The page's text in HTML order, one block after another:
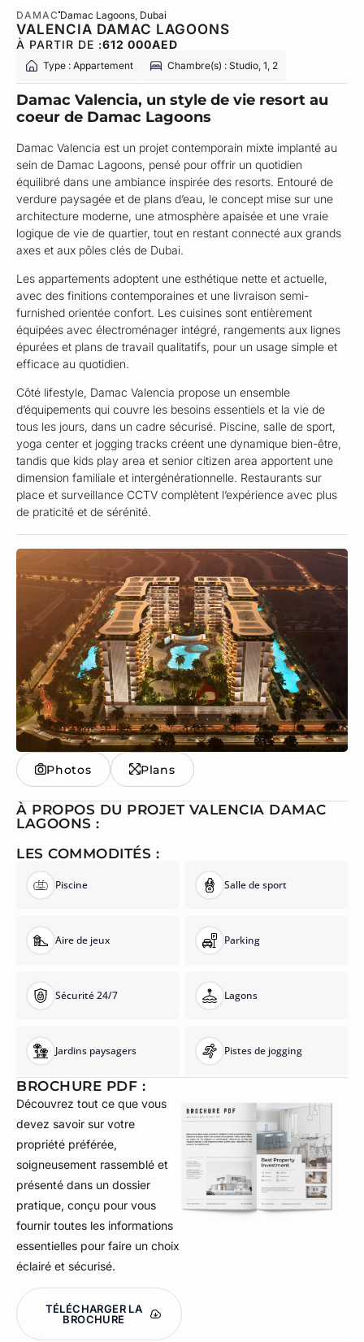
DAMAC Damac Lagoons , Dubai
VALENCIA DAMAC LAGOONS
À PARTIR DE :612 000AED
Type : Appartement Chambre(s) : Studio, 1, 2
Damac Valencia, un style de vie resort au
coeur de Damac Lagoons
Damac Valencia est un projet contemporain mixte implanté au
sein de Damac Lagoons, pensé pour offrir un quotidien
équilibré dans une ambiance inspirée des resorts. Entouré de
verdure paysagée et de plans d’eau, le concept mise sur une
architecture moderne, une atmosphère apaisée et une vraie
logique de vie de quartier, tout en restant connecté aux grands
axes et aux pôles clés de Dubai.
Les appartements adoptent une esthétique nette et actuelle,
avec des finitions contemporaines et une livraison semi-
furnished orientée confort. Les cuisines sont entièrement
équipées avec électroménager intégré, rangements aux lignes
épurées et plans de travail qualitatifs, pour un usage simple et
efficace au quotidien.
Côté lifestyle, Damac Valencia propose un ensemble
d’équipements qui couvre les besoins essentiels et la vie de
tous les jours, dans un cadre sécurisé. Piscine, salle de sport,
yoga center et jogging tracks créent une dynamique bien-être,
tandis que kids play area et senior citizen area apportent une
dimension familiale et intergénérationnelle. Restaurants sur
place et surveillance CCTV complètent l’expérience avec plus
de praticité et de sérénité.
Photos Plans
À PROPOS DU PROJET VALENCIA DAMAC
LAGOONS :
LES COMMODITÉS :
Piscine Salle de sport
Aire de jeux Parking
Sécurité 24/7 Lagons
Jardins paysagers Pistes de jogging
BROCHURE PDF :
Découvrez tout ce que vous
devez savoir sur votre
propriété préférée,
soigneusement rassemblé et
présenté dans un dossier
pratique, conçu pour vous
fournir toutes les informations
essentielles pour faire un choix
éclairé et sécurisé.
TÉLÉCHARGER LA
BROCHURE